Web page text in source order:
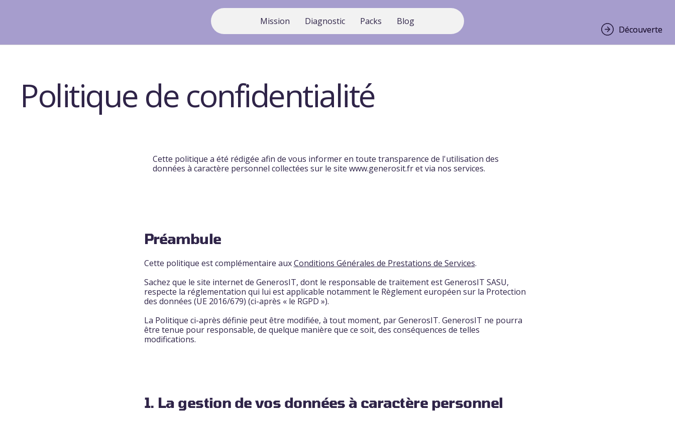
Mission Diagnostic Packs Blog
Découverte
Découverte
Politique de confidentialité
Cette politique a été rédigée afin de vous informer en toute transparence de l'utilisation des
données à caractère personnel collectées sur le sitewww.generosit.fret via nos services.
1. La gestion de vos données à caractère personnel
Préambule
Cette politique est complémentaire auxConditions Générales de Prestations de Services.
Sachez que le site internet de GenerosIT, dont le responsable de traitement est GenerosIT SASU,
respecte la réglementation qui lui est applicable notamment le Règlement européen sur la Protection
des données (UE 2016/679) (ci-après « le RGPD »).
La Politique ci-après définie peut être modifiée, à tout moment, par GenerosIT. GenerosIT ne pourra
être tenue pour responsable, de quelque manière que ce soit, des conséquences de telles
modifications.